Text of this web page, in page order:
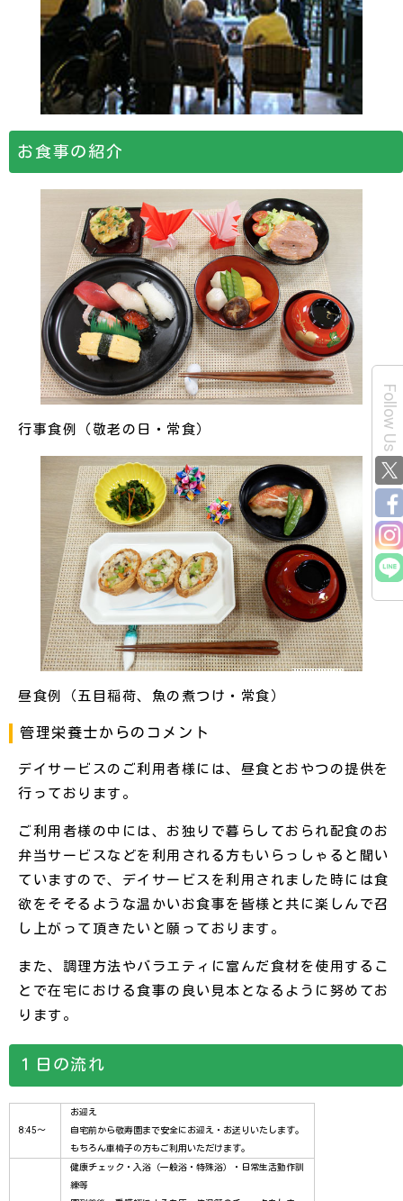
お食事の紹介
行事食例（敬老の日・常食）
昼食例（五目稲荷、魚の煮つけ・常食）
管理栄養士からのコメント
デイサービスのご利用者様には、昼食とおやつの提供を
行っております。
ご利用者様の中には、お独りで暮らしておられ配食のお
弁当サービスなどを利用される方もいらっしゃると聞い
ていますので、デイサービスを利用されました時には食
欲をそそるような温かいお食事を皆様と共に楽しんで召
し上がって頂きたいと願っております。
また、調理方法やバラエティに富んだ食材を使用するこ
とで在宅における食事の良い見本となるように努めてお
ります。
１日の流れ
8:45～
お迎え
自宅前から敬寿園まで安全にお迎え・お送りいたします。
もちろん車椅子の方もご利用いただけます。
健康チェック・入浴（一般浴・特殊浴）・日常生活動作訓
練等
Follow Us